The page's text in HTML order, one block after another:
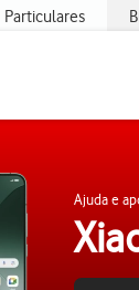
Particulares
Ajuda e